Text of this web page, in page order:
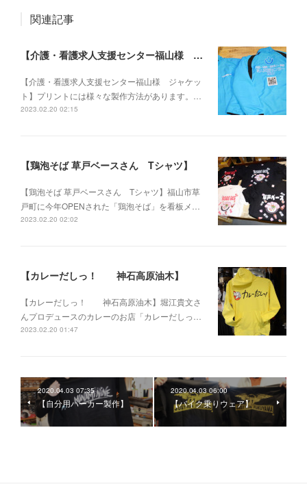
関連記事
【介護・看護求人支援センター福山様 ジャケット】
【介護・看護求人支援センター福山様 ジャケッ
ト】プリントには様々な製作方法があります。…
2023.02.20 02:15
【鶏泡そば 草戸ベースさん Tシャツ】
【鶏泡そば 草戸ベースさん Tシャツ】福山市草
戸町に今年OPENされた「鶏泡そば」を看板メ…
2023.02.20 02:02
【カレーだしっ！ 神石高原油木】
【カレーだしっ！ 神石高原油木】堀江貴文さ
んプロデュースのカレーのお店「カレーだしっ…
2023.02.20 01:47
2020.04.03 07:35
【自分用パーカー製作】
2020.04.03 06:00
【バイク乗りウェア】